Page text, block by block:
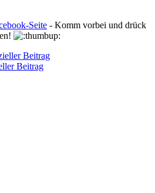
Seite - Komm vorbei und drück
Beitrag
Beitrag